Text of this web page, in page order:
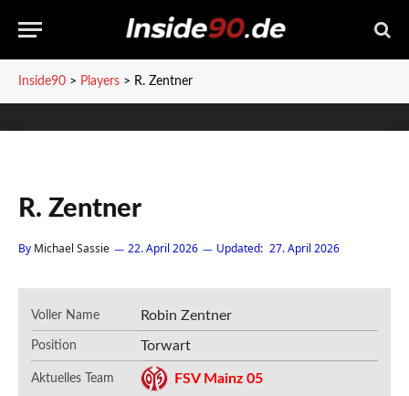
Inside90 > Players > R. Zentner
R. Zentner
By Michael Sassie 22. April 2026 Updated: 27. April 2026
Voller Name Robin Zentner
Position Torwart
Aktuelles Team FSV Mainz 05